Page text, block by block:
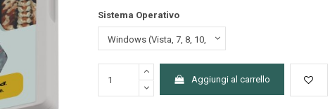
Sistema Operativo
Aggiungi al carrello